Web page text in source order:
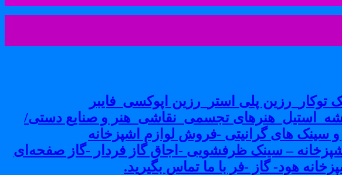
پلی استر_رزین اپوکسی_فایبر
تجسمی_نقاشی_هنر و صنایع دستی/
های گرانیتی -فروش لوازم اشپزخانه
– سینک ظرفشویی -اجاق گاز فردار -گاز صفحه‌ای
هود- گاز -فر با ما تماس بگیرید.